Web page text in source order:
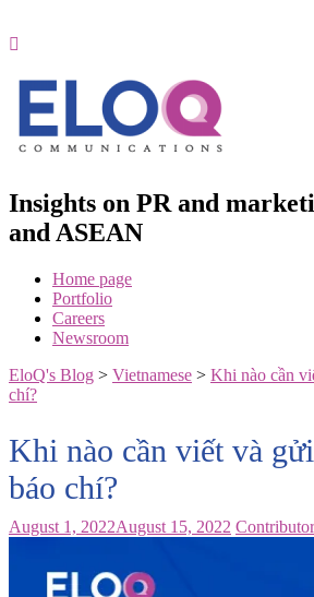
Skip
content
Insights on PR and
and ASEAN
Home page
Portfolio
Careers
Newsroom
EloQ's Blog > Vietnamese > Khi nào cần
chí?
Khi nào cần viết và
báo chí?
August 1, 2022August 15, 2022 Contributor